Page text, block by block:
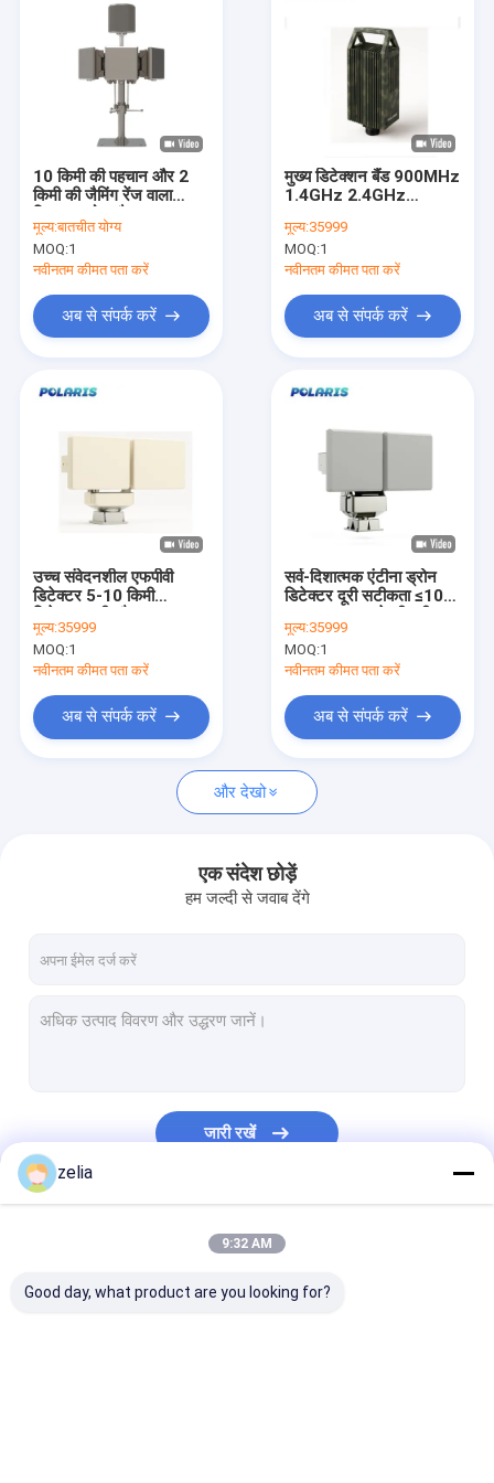
कारखाने का दौरा
समाचार
मामले
एक उद्धरण का अनुरोध करें
डीजेआई एयरोस्कोप ड्रोन डिटेक्टर
वाहन पर लगाए गए ड्रोन डिटेक्टर
हैंडहेल्ड ड्रोन जैमर
10 किमी की पहचान और 2
किमी की जैमिंग रेंज वाला
फिक्स्ड ड्रोन जैमर
मूल्य:बातचीत योग्य
MOQ:1
नवीनतम कीमत पता करें
अब से संपर्क करें
मुख्य डिटेक्शन बैंड 900MHz
1.4GHz 2.4GHz
डिटेक्शन दूरी ≥5KM के लिए
ड्रोन डिटेक्टर
मूल्य:35999
MOQ:1
नवीनतम कीमत पता करें
अब से संपर्क करें
उच्च संवेदनशील एफपीवी
डिटेक्टर 5-10 किमी
मेगाहर्ट्ज-6.2 गीगाहर्ट्ज
डिटेक्शन बैंड के साथ
मूल्य:35999
MOQ:1
नवीनतम कीमत पता करें
अब से संपर्क करें
सर्व-दिशात्मक एंटीना ड्रोन
डिटेक्टर दूरी सटीकता ≤10m
≥5KM 0°-360° ध्वनि
स्थिति
मूल्य:35999
MOQ:1
नवीनतम कीमत पता करें
अब से संपर्क करें
और देखो
एक संदेश छोड़ें
हम जल्दी से जवाब देंगे
जारी रखें
zelia
9:32 AM
Good day, what product are you looking for?